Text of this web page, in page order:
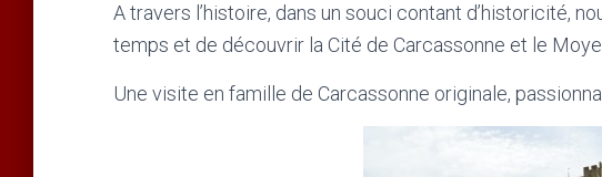
A travers l’histoire, dans un souci contant d’historicité,
temps et de découvrir la Cité de Carcassonne et le
Une visite en famille de Carcassonne originale,